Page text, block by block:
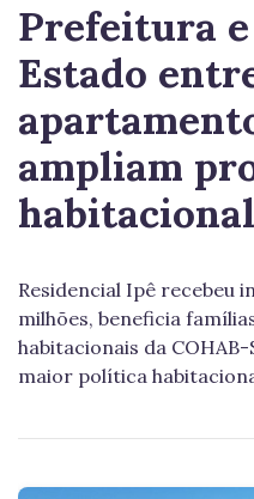
Prefeitura
Estado
ampliam
Residencial Ipê recebeu
milhões, beneficia
habitacionais da
maior política